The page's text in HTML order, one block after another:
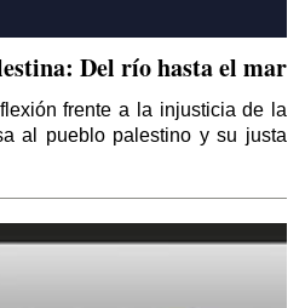
Del río hasta el mar
frente a la injusticia de la
al pueblo palestino y su justa